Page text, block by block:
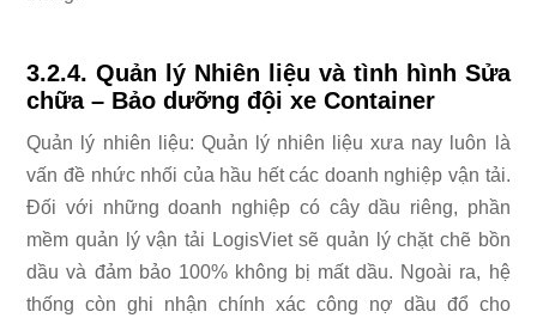
3.2.4. Quản lý Nhiên liệu và tình hình Sửa
chữa – Bảo dưỡng đội xe Container
Quản lý nhiên liệu: Quản lý nhiên liệu xưa nay luôn là
vấn đề nhức nhối của hầu hết các doanh nghiệp vận tải.
Đối với những doanh nghiệp có cây dầu riêng, phần
mềm quản lý vận tải LogisViet sẽ quản lý chặt chẽ bồn
dầu và đảm bảo 100% không bị mất dầu. Ngoài ra, hệ
thống còn ghi nhận chính xác công nợ dầu đổ cho